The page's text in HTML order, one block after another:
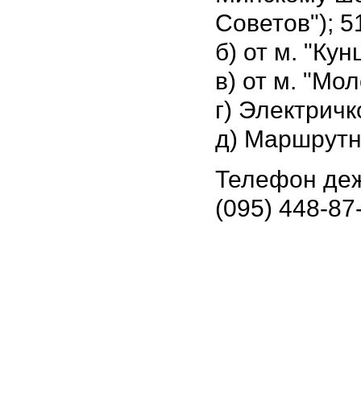
Советов");
б) от м.
в) от м.
г)
д)
Телефон
(095) 448-